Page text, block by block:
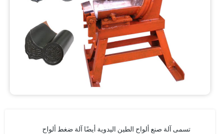
تسمى آلة صنع ألواح الطين اليدوية أيضًا آلة ضغط ألواح